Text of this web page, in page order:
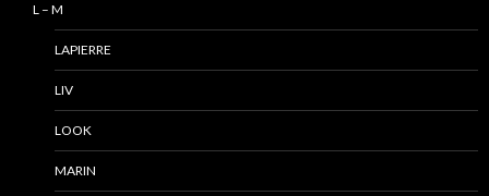
L – M
LAPIERRE
LIV
LOOK
MARIN